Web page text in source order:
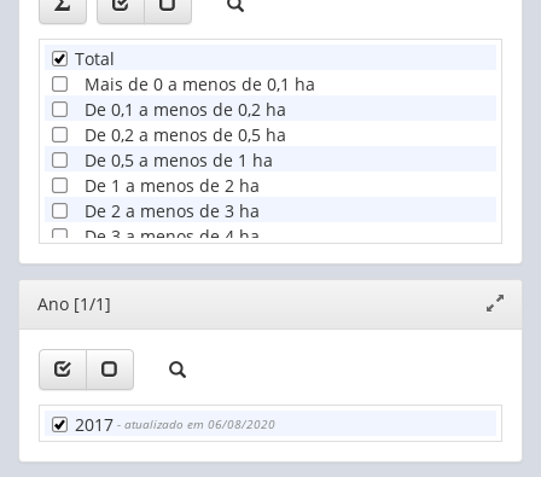
Total
Mais de 0 a menos de 0,1 ha
De 0,1 a menos de 0,2 ha
De 0,2 a menos de 0,5 ha
De 0,5 a menos de 1 ha
De 1 a menos de 2 ha
De 2 a menos de 3 ha
De 3 a menos de 4 ha
De 4 a menos de 5 ha
De 5 a menos de 10 ha
De 10 a menos de 20 ha
De 20 a menos de 50 ha
De 50 a menos de 100 ha
De 100 a menos de 200 ha
De 200 a menos de 500 ha
De 500 a menos de 1.000 ha
De 1.000 a menos de 2.500 ha
Editor
janela
Ano [1/1]
2017 - atualizado em 06/08/2020